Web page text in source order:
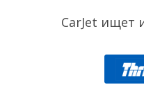
CarJet ищет